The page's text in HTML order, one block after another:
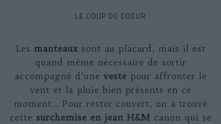
LE COUP DE COEUR
Les manteaux sont au placard, mais il est
quand même nécessaire de sortir
accompagné d’une veste pour affronter le
vent et la pluie bien présents en ce
moment… Pour rester couvert, on a trouvé
cette surchemise en jean H&M canon qui se